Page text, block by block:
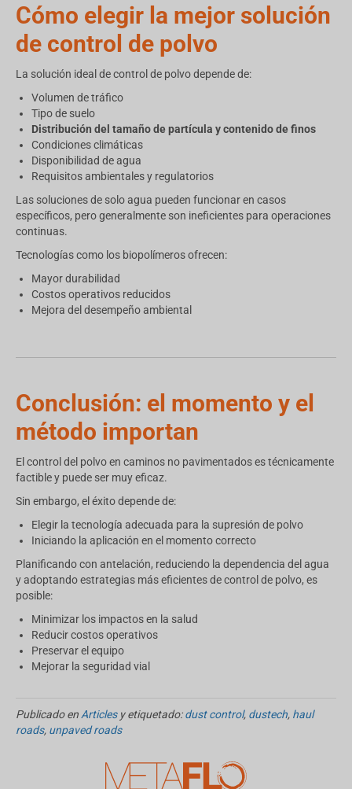
Cómo elegir la mejor solución
de control de polvo
La solución ideal de control de polvo depende de:
Volumen de tráfico
Tipo de suelo
Distribución del tamaño de partícula y contenido de finos
Condiciones climáticas
Disponibilidad de agua
Requisitos ambientales y regulatorios
Las soluciones de solo agua pueden funcionar en casos
específicos, pero generalmente son ineficientes para operaciones
continuas.
Tecnologías como los biopolímeros ofrecen:
Mayor durabilidad
Costos operativos reducidos
Mejora del desempeño ambiental
Conclusión: el momento y el
método importan
El control del polvo en caminos no pavimentados es técnicamente
factible y puede ser muy eficaz.
Sin embargo, el éxito depende de:
Elegir la tecnología adecuada para la supresión de polvo
Iniciando la aplicación en el momento correcto
Planificando con antelación, reduciendo la dependencia del agua
y adoptando estrategias más eficientes de control de polvo, es
posible:
Minimizar los impactos en la salud
Reducir costos operativos
Preservar el equipo
Mejorar la seguridad vial
Publicado en Articlesy etiquetado:dust control, dustech, haul
roads, unpaved roads